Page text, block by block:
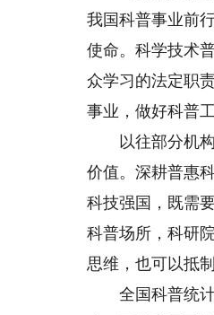
我国科普事业前
使命。科学技术
众学习的法定职
事业，做好科普
以往部分机构
价值。深耕普惠
科技强国，既需
科普场所，科研
思维，也可以抵
全国科普统计